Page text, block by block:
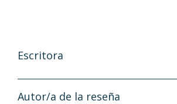
Escritora
Autor/a de la reseña